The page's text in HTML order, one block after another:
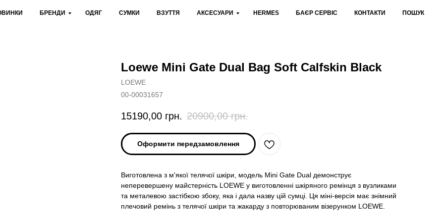
БРЕНДИ ОДЯГ СУМКИ ВЗУТТЯ АКСЕСУАРИ HERMES БАЄР СЕРВІС КОНТАКТИ ПОШУК
Loewe Mini Gate Dual Bag Soft Calfskin Black
LOEWE
00-00031657
15190,00 грн. 20900,00 грн.
Оформити передзамовлення
Виготовлена з м'якої телячої шкіри, модель Mini Gate Dual демонструє
неперевершену майстерність LOEWE у виготовленні шкіряного ремінця з вузликами
та металевою застібкою збоку, яка і дала назву цій сумці. Ця міні-версія має знімний
плечовий ремінь з телячої шкіри та жакарду з повторюваним візерунком LOEWE.